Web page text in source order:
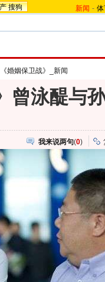
搜狗 新闻 -
《婚姻保卫战》_新闻
曾泳醍与
我来说两句(0)